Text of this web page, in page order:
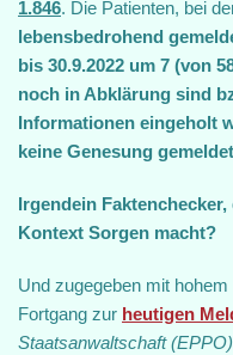
1.846. Die Patienten, bei
lebensbedrohend
bis 30.9.2022 um 7 (von
noch in Abklärung sind
Informationen eingeholt
keine Genesung
Irgendein
Kontext Sorgen macht?
Und zugegeben mit
Fortgang zur heutigen
Staatsanwaltschaft